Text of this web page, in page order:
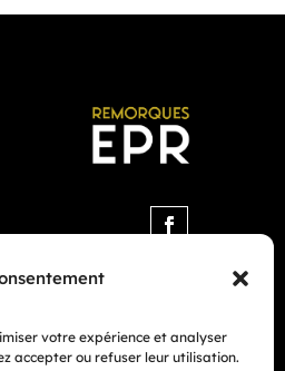
votre expérience et analyser
accepter ou refuser leur utilisation.